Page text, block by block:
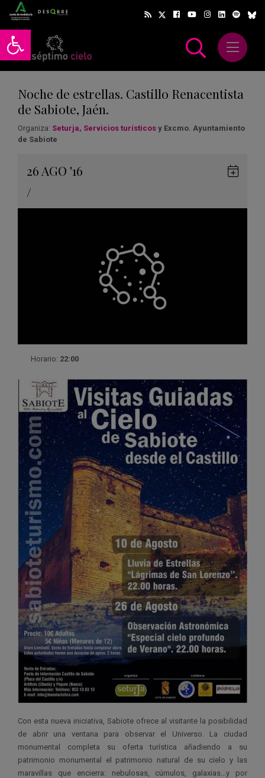
Abrir barra de herramientas
Abrir
Noche de estrellas. Castillo Renacentista
de Sabiote, Jaén.
Organiza: Seturja, Servicios turísticos y Excmo. Ayuntamiento
de Sabiote
26 AGO '16
/
Horario: 22:00
Con esta nueva iniciativa, Sabiote ofrece al visitante la posibilidad
de abrir una ventana para observar el Universo. La ciudad
monumental completa su oferta turística añadiendo a su
patrimonio monumental el patrimonio natural de su cielo y las
maravillas que encierra: nebulosas, cúmulos, galaxias…y por